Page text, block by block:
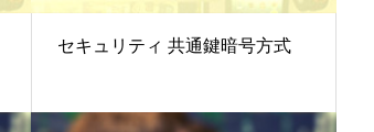
セキュリティ 共通鍵暗号方式